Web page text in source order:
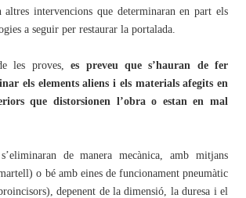
altres intervencions que determinaran en part els
a seguir per restaurar la portalada.
les proves,es preveu que s’hauran de fer
els elements aliens i els materials afegits en
que distorsionen l’obra o estan en mal
s’eliminaran de manera mecànica, amb mitjans
martell) o bé amb eines de funcionament pneumàtic
depenent de la dimensió, la duresa i el